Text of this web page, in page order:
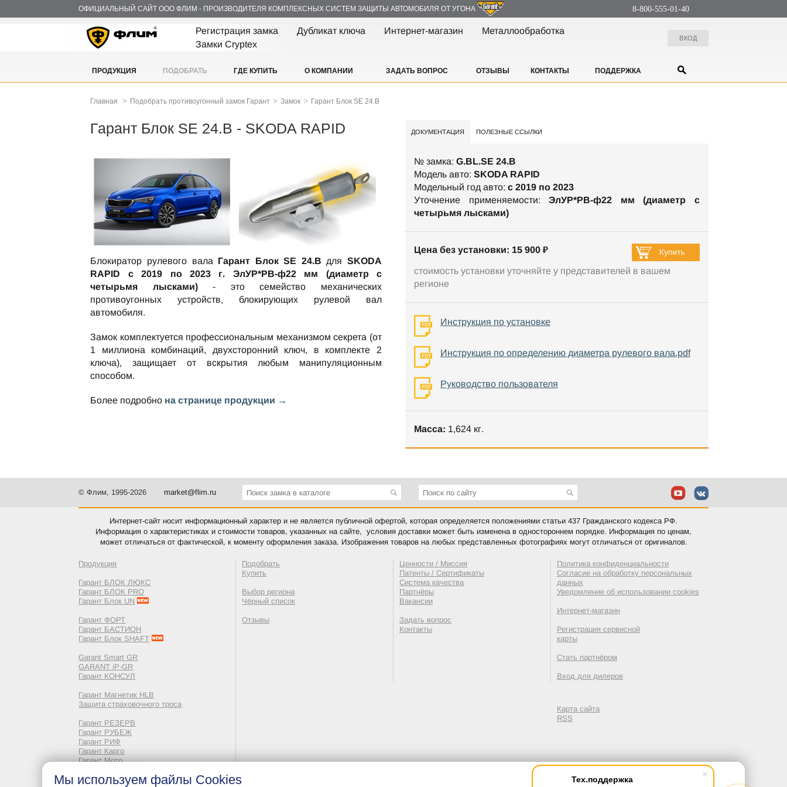
Тех.поддержка
ОФИЦИАЛЬНЫЙ САЙТ ООО ФЛИМ - ПРОИЗВОДИТЕЛЯ КОМПЛЕКСНЫХ СИСТЕМ ЗАЩИТЫ АВТОМОБИЛЯ ОТ УГОНА 8-800-555-01-40
Регистрация замка Дубликат ключа Интернет-магазин
Металлообработка
Замки Cryptex
ВХОД
ПРОДУКЦИЯ ПОДОБРАТЬ ГДЕ КУПИТЬ О КОМПАНИИ ЗАДАТЬ ВОПРОС ОТЗЫВЫ КОНТАКТЫ ПОДДЕРЖКА
Главная > Подобрать противоугонный замок Гарант > Замок > Гарант Блок SE 24.B
Гарант Блок SE 24.B - SKODA RAPID
Блокиратор рулевого вала Гарант Блок SE 24.B дляSKODA
RAPID c 2019 по 2023 г. ЭлУР*РВ-ф22 мм (диаметр с
четырьмя лысками)- это семейство механических
противоугонных устройств, блокирующих рулевой вал
автомобиля.
Замок комплектуется профессиональным механизмом секрета (от
1 миллиона комбинаций, двухсторонний ключ, в комплекте 2
ключа), защищает от вскрытия любым манипуляционным
способом.
Более подробно на странице продукции →
ДОКУМЕНТАЦИЯ ПОЛЕЗНЫЕ ССЫЛКИ
№ замка: G.BL.SE 24.B
Модель авто: SKODA RAPID
Модельный год авто: c 2019 по 2023
Уточнение применяемости:ЭлУР*РВ-ф22 мм (диаметр с
четырьмя лысками)
Цена без установки: 15 900 ₽
стоимость установки уточняйте у представителей в вашем
регионе
Инструкция по установке
Инструкция по определению диаметра рулевого вала.pdf
Руководство пользователя
Масса: 1,624 кг.
© Флим, 1995-2026 market@flim.ru
Интернет-сайт носит информационный характер и не является публичной офертой, которая определяется положениями статьи 437 Гражданского кодекса РФ.
Информация о характеристиках и стоимости товаров, указанных на сайте, условия доставки может быть изменена в одностороннем порядке. Информация по ценам,
может отличаться от фактической, к моменту оформления заказа. Изображения товаров на любых представленных фотографиях могут отличаться от оригиналов.
Продукция
Гарант БЛОК ЛЮКС
Гарант БЛОК PRO
Гарант Блок UN
Гарант ФОРТ
Гарант БАСТИОН
Гарант Блок SHAFT
Garant Smart GR
GARANT iP-GR
Гарант КОНСУЛ
Гарант Магнетик HLB
Защита страховочного троса
Гарант РЕЗЕРВ
Гарант РУБЕЖ
Гарант РИФ
Гарант Карго
Гарант Мото
Неликвидные ТМЦ
Подобрать
Купить
Выбор региона
Чёрный список
Отзывы
Ценности / Миссия
Патенты / Сертификаты
Система качества
Партнёры
Вакансии
Задать вопрос
Контакты
Политика конфиденциальности
Согласие на обработку персональных
данных
Уведомление об использовании cookies
Интернет-магазин
Регистрация сервисной
карты
Стать партнёром
Вход для дилеров
Карта сайта
RSS
Мы используем файлы Cookies